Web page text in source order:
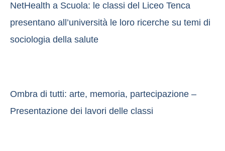
NetHealth a Scuola: le classi del Liceo Tenca
presentano all’università le loro ricerche su temi di
sociologia della salute
Ombra di tutti: arte, memoria, partecipazione –
Presentazione dei lavori delle classi